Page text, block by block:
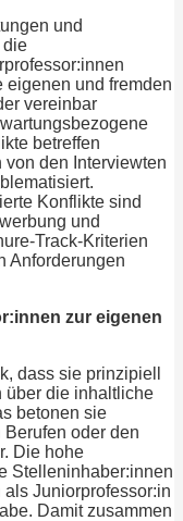
und
die
eigenen und fremden
vereinbar
betreffen
den Interviewten
Konflikte sind
und
Track-Kriterien
Anforderungen
zur eigenen
dass sie prinzipiell
über die inhaltliche
betonen sie
oder den
Die hohe
Stelleninhaber:innen
als Juniorprofessor:in
Damit zusammen